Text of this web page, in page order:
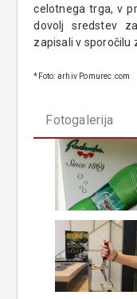
celotnega trga, v
dovolj sredstev
zapisali v sporočilu
*Foto: arhiv Pomurec.com
Fotogalerija